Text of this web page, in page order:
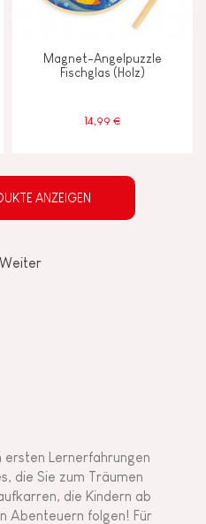
Magnet-Angelpuzzle
Fischglas (Holz)
14,99 €
ANZEIGEN
Weiter
ersten Lernerfahrungen
die Sie zum Träumen
die Kindern ab
Abenteuern folgen! Für